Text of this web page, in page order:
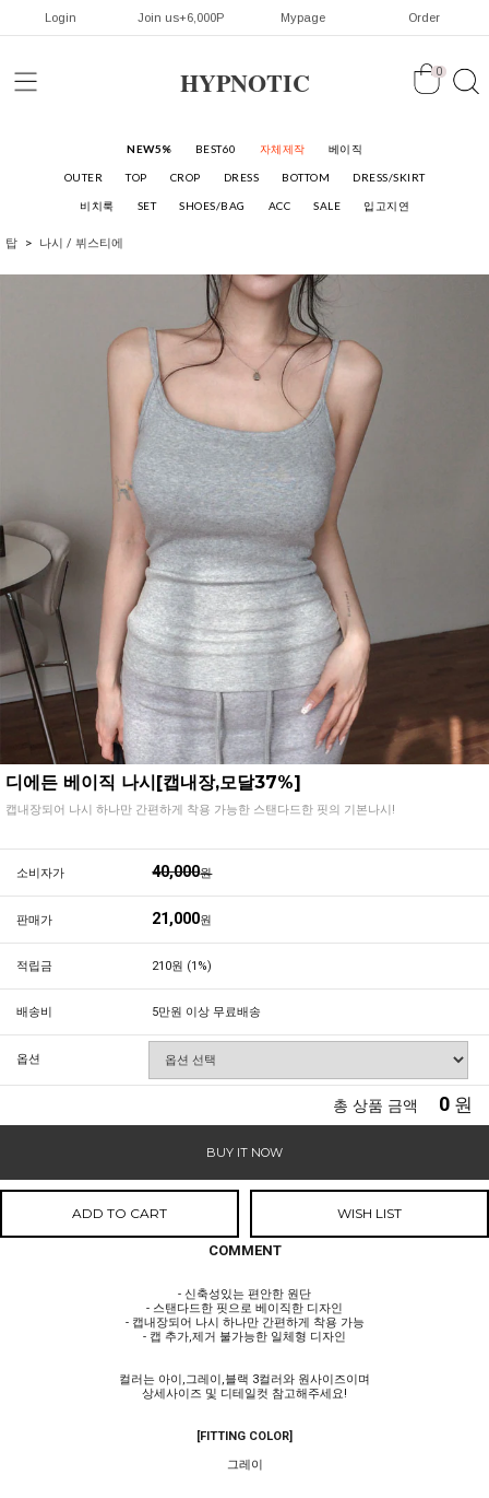
Login Join us+6,000P Mypage Order
HYPNOTIC 0
NEW5% BEST60 자체제작 베이직
OUTER TOP CROP DRESS BOTTOM DRESS/SKIRT
비치룩 SET SHOES/BAG ACC SALE 입고지연
탑 나시 / 뷔스티에
디에든 베이직 나시[캡내장,모달37%]
캡내장되어 나시 하나만 간편하게 착용 가능한 스탠다드한 핏의 기본나시!
소비자가 40,000원
판매가 21,000원
적립금 210원 (1%)
배송비 5만원 이상 무료배송
옵션
총 상품 금액 0 원
BUY IT NOW
ADD TO CART WISH LIST
COMMENT
- 신축성있는 편안한 원단
- 스탠다드한 핏으로 베이직한 디자인
- 캡내장되어 나시 하나만 간편하게 착용 가능
- 캡 추가,제거 불가능한 일체형 디자인
컬러는 아이,그레이,블랙 3컬러와 원사이즈이며
상세사이즈 및 디테일컷 참고해주세요!
[FITTING COLOR]
그레이